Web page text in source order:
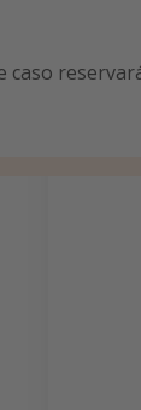
caso